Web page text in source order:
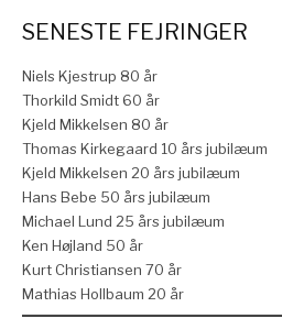
SENESTE FEJRINGER
Niels Kjestrup 80 år
Thorkild Smidt 60 år
Kjeld Mikkelsen 80 år
Thomas Kirkegaard 10 års jubilæum
Kjeld Mikkelsen 20 års jubilæum
Hans Bebe 50 års jubilæum
Michael Lund 25 års jubilæum
Ken Højland 50 år
Kurt Christiansen 70 år
Mathias Hollbaum 20 år